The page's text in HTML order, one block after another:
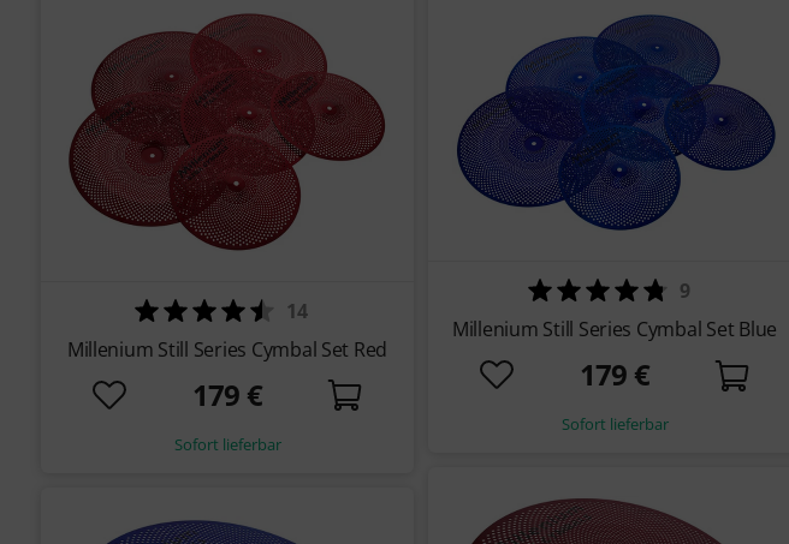
14
Millenium Still Series Cymbal Set Red
179 €
Sofort lieferbar
9
Millenium Still Series Cymbal Set Blue
179 €
Sofort lieferbar